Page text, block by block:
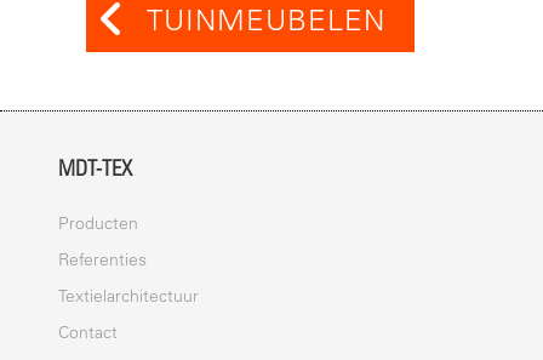
TUINMEUBELEN
MDT-TEX
Producten
Referenties
Textielarchitectuur
Contact